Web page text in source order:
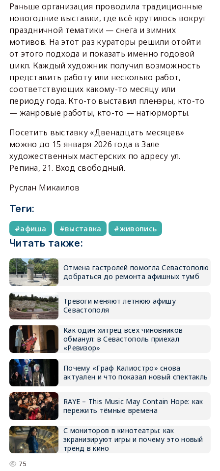
Раньше организация проводила традиционные
новогодние выставки, где всё крутилось вокруг
праздничной тематики — снега и зимних
мотивов. На этот раз кураторы решили отойти
от этого подхода и показать именно годовой
цикл. Каждый художник получил возможность
представить работу или несколько работ,
соответствующих какому-то месяцу или
периоду года. Кто-то выставил пленэры, кто-то
— жанровые работы, кто-то — натюрморты.
Посетить выставку «Двенадцать месяцев»
можно до 15 января 2026 года в Зале
художественных мастерских по адресу ул.
Репина, 21. Вход свободный.
Руслан Микаилов
Теги:
афиша выставка живопись
Читать также:
Отмена гастролей помогла Севастополю
добраться до ремонта афишных тумб
Тревоги меняют летнюю афишу
Севастополя
Как один хитрец всех чиновников
обманул: в Севастополь приехал
«Ревизор»
Почему «Граф Калиостро» снова
актуален и что показал новый спектакль
RAYE – This Music May Contain Hope: как
пережить тёмные времена
С мониторов в кинотеатры: как
экранизируют игры и почему это новый
тренд в кино
75